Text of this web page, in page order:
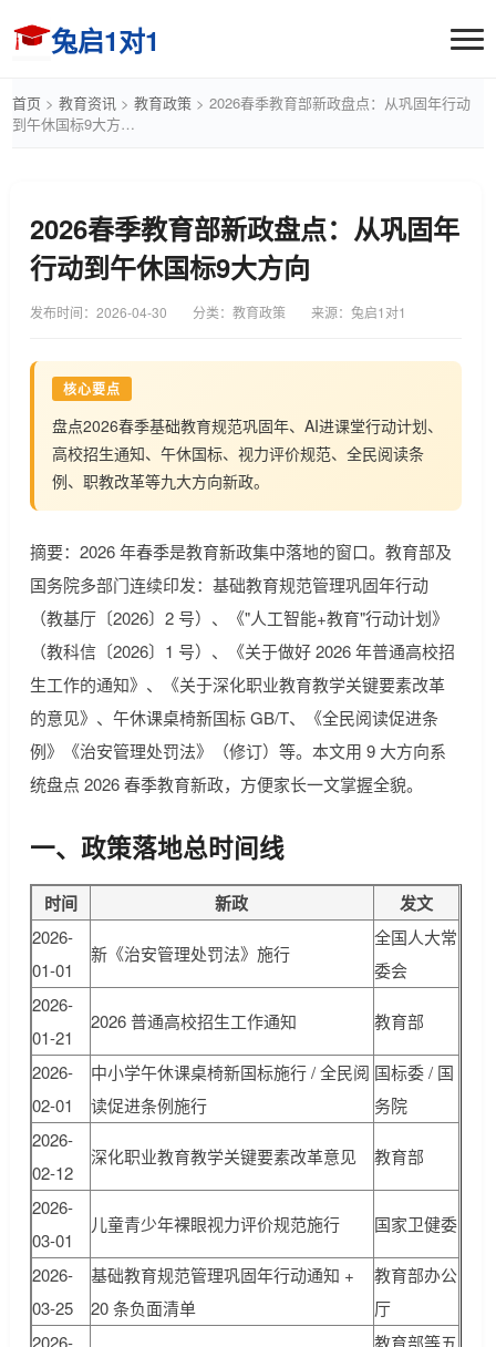
兔启1对1
首页 > 教育资讯 > 教育政策 > 2026春季教育部新政盘点：从巩固年行动
到午休国标9大方…
2026春季教育部新政盘点：从巩固年
行动到午休国标9大方向
发布时间： 2026-04-30 分类：教育政策 来源：兔启1对1
核心要点
盘点2026春季基础教育规范巩固年、AI进课堂行动计划、
高校招生通知、午休国标、视力评价规范、全民阅读条
例、职教改革等九大方向新政。
摘要：2026 年春季是教育新政集中落地的窗口。教育部及
国务院多部门连续印发：基础教育规范管理巩固年行动
（教基厅〔2026〕2 号）、《"人工智能+教育"行动计划》
（教科信〔2026〕1 号）、《关于做好 2026 年普通高校招
生工作的通知》、《关于深化职业教育教学关键要素改革
的意见》、午休课桌椅新国标 GB/T、《全民阅读促进条
例》《治安管理处罚法》（修订）等。本文用 9 大方向系
统盘点 2026 春季教育新政，方便家长一文掌握全貌。
一、政策落地总时间线
时间 新政 发文
2026-
01-01
新《治安管理处罚法》施行
全国人大常
委会
2026-
01-21
2026 普通高校招生工作通知 教育部
2026-
02-01
中小学午休课桌椅新国标施行 / 全民阅
读促进条例施行
国标委 / 国
务院
2026-
02-12
深化职业教育教学关键要素改革意见 教育部
2026-
03-01
儿童青少年裸眼视力评价规范施行 国家卫健委
2026-
03-25
基础教育规范管理巩固年行动通知 +
20 条负面清单
教育部办公
厅
2026-
教育部等五